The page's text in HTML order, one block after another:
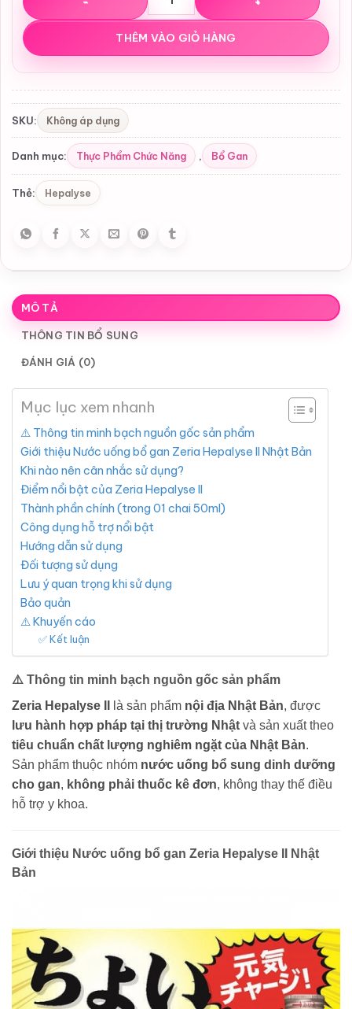
THÊM VÀO GIỎ HÀNG
SKU: Không áp dụng
Danh mục: Thực Phẩm Chức Năng , Bổ Gan
Thẻ: Hepalyse
MÔ TẢ
THÔNG TIN BỔ SUNG
ĐÁNH GIÁ (0)
Mục lục xem nhanh
⚠️ Thông tin minh bạch nguồn gốc sản phẩm
Giới thiệu Nước uống bổ gan Zeria Hepalyse II Nhật Bản
Khi nào nên cân nhắc sử dụng?
Điểm nổi bật của Zeria Hepalyse II
Thành phần chính (trong 01 chai 50ml)
Công dụng hỗ trợ nổi bật
Hướng dẫn sử dụng
Đối tượng sử dụng
Lưu ý quan trọng khi sử dụng
Bảo quản
⚠️ Khuyến cáo
✅ Kết luận
⚠️ Thông tin minh bạch nguồn gốc sản phẩm
Zeria Hepalyse II
là sản phẩm nội địa Nhật Bản, được
lưu hành hợp pháp tại thị trường Nhật và sản xuất theo
tiêu chuẩn chất lượng nghiêm ngặt của Nhật Bản.
Sản phẩm thuộc nhóm nước uống bổ sung dinh dưỡng
cho gan, không phải thuốc kê đơn, không thay thế điều
hỗ trợ y khoa.
Giới thiệu Nước uống bổ gan Zeria Hepalyse II Nhật
Bản